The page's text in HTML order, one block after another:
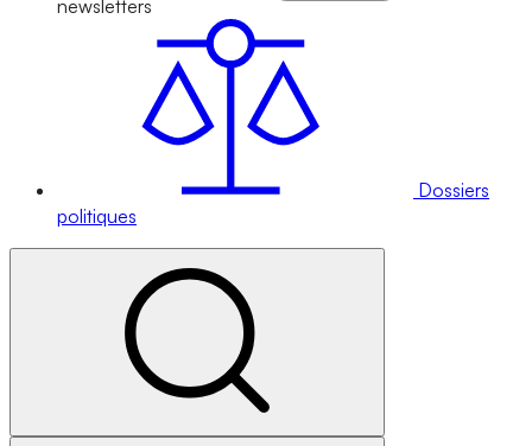
newsletters
Dossiers
politiques